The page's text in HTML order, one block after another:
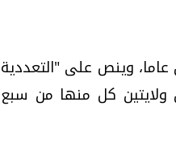
عاما، وينص على "التعددية
ولايتين كل منها من سبع